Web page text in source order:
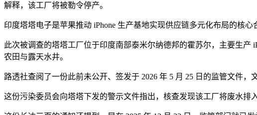
解释，该工厂将被勒令停产。
印度塔塔电子是苹果推动 iPhone 生产基地实现供应链多元化布局的核
此次被调查的塔塔工厂位于印度南部泰米尔纳德邦的霍苏尔，主要生
农田与露天水井。
路透社查阅了一份此前未公开、签发于 2026 年 5 月 25 日的监管文件，
这份污染委员会向塔塔下发的警示文件指出，核查发现该工厂将废水排